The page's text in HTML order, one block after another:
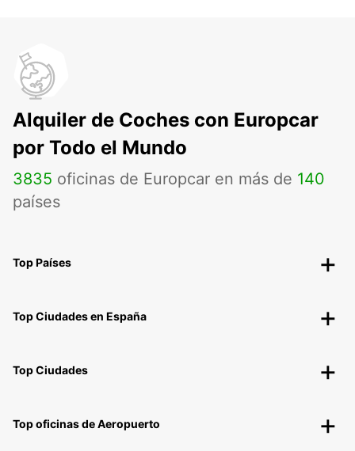
Alquiler de Coches con Europcar
por Todo el Mundo
3835 oficinas de Europcar en más de 140
países
Top Países
Top Ciudades en España
Top Ciudades
Top oficinas de Aeropuerto